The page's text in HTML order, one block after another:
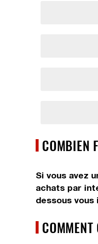
COMBIEN
Si vous avez
achats par
dessous